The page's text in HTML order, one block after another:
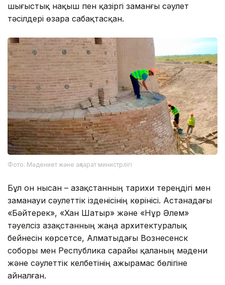
шығыстық нақыш пен қазіргі заманғы сәулет
тәсілдері өзара сабақтасқан.
Фото: Мәдениет және ақпарат министрлігі
Бұл он нысан – Қазақстанның тарихи тереңдігі мен
заманауи сәулеттік ізденісінің көрінісі. Астанадағы
«Бәйтерек», «Хан Шатыр» және «Нұр Әлем»
тәуелсіз Қазақстанның жаңа архитектуралық
бейнесін көрсетсе, Алматыдағы Вознесенск
соборы мен Республика сарайы қаланың мәдени
және сәулеттік келбетінің ажырамас бөлігіне
айналған.